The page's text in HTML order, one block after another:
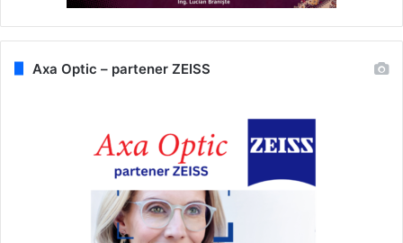
Axa Optic – partener ZEISS